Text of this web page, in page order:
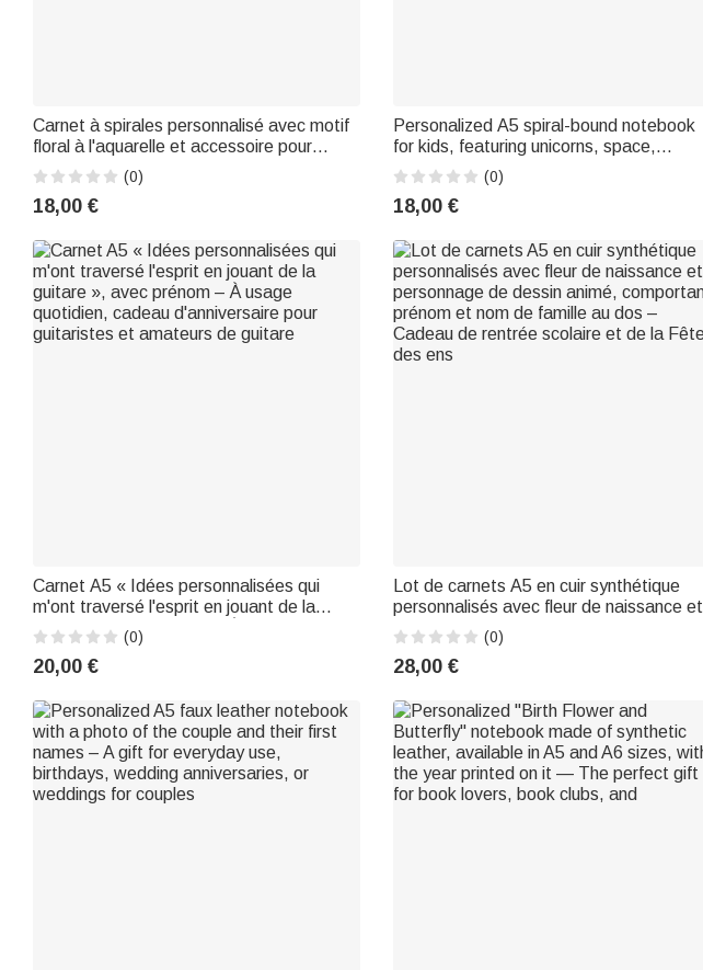
Carnet à spirales personnalisé avec motif
floral à l'aquarelle et accessoire pour
prendre des notes – Cadeau
d'anniversaire ou de la Fête des
enseignants pour remercier les
(0)
18,00 €
Personalized A5 spiral-bound notebook
for kids, featuring unicorns, space,
dinosaurs, and cartoons, with their first
name, perfect as a back-to-school or
birthday gift for
(0)
18,00 €
Carnet A5 « Idées personnalisées qui
m'ont traversé l'esprit en jouant de la
guitare », avec prénom – À usage
quotidien, cadeau d'anniversaire pour
guitaristes et amateurs de guitare
(0)
20,00 €
Lot de carnets A5 en cuir synthétique
personnalisés avec fleur de naissance et
personnage de dessin animé, comportant
prénom et nom de famille au dos –
Cadeau de rentrée scolaire et de la Fête
(0)
28,00 €